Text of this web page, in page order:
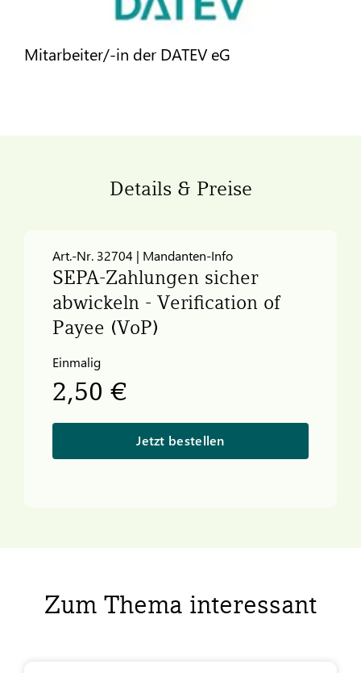
Mitarbeiter/-in der DATEV eG
Details & Preise
Art.-Nr. 32704 | Mandanten-Info
SEPA-Zahlungen sicher
abwickeln - Verification of
Payee (VoP)
Einmalig
2,50 €
Jetzt bestellen
Zum Thema interessant